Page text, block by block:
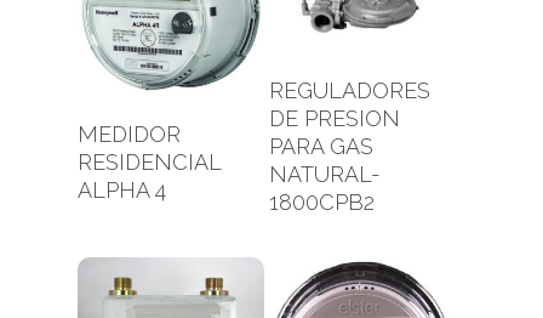
Leer Más
MEDIDOR
RESIDENCIAL
ALPHA 4
Leer Más
REGULADORES
DE PRESION
PARA GAS
NATURAL-
1800CPB2